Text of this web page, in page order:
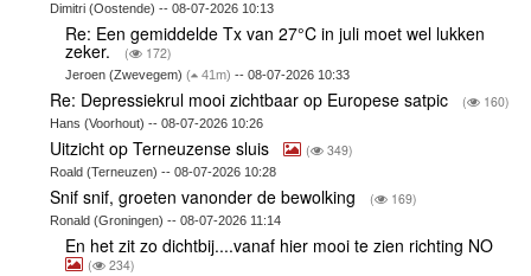
Dimitri (Oostende) -- 08-07-2026 10:13
Re: Een gemiddelde Tx van 27°C in juli moet wel lukken
zeker. ( 172)
Jeroen (Zwevegem) ( 41m) -- 08-07-2026 10:33
Re: Depressiekrul mooi zichtbaar op Europese satpic ( 160)
Hans (Voorhout) -- 08-07-2026 10:26
Uitzicht op Terneuzense sluis ( 349)
Roald (Terneuzen) -- 08-07-2026 10:28
Snif snif, groeten vanonder de bewolking ( 169)
Ronald (Groningen) -- 08-07-2026 11:14
En het zit zo dichtbij....vanaf hier mooi te zien richting NO
( 234)